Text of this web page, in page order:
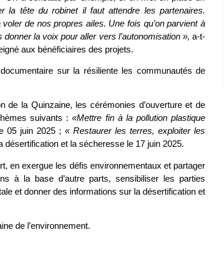
la tête du robinet il faut attendre les partenaires.
de nos propres ailes. Une fois qu’on parvient à
la voix pour aller vers l’autonomisation », a-t-
aux bénéficiaires des projets.
sur la résiliente les communautés de
de la Quinzaine, les cérémonies d’ouverture et de
suivants :«Mettre fin à la pollution plastique
05 juin 2025 ; « Restaurer les terres, exploiter les
désertification et la sécheresse le 17 juin 2025.
en exergue les défis environnementaux et partager
à la base d’autre parts, sensibiliser les parties
et donner des informations sur la désertification et
de l’environnement.